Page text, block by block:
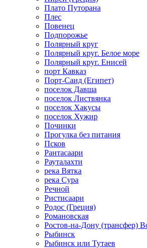
Плато Путорана
Плес
Повенец
Подпорожье
Полярный круг
Полярный круг. Белое море
Полярный круг. Енисей
порт Кавказ
Порт-Саид (Египет)
поселок Давша
поселок Листвянка
поселок Хакусы
поселок Хужир
Починки
Прогулка без питания
Псков
Рантасаари
Рауталахти
река Вятка
река Сура
Речной
Ристисаари
Родос (Греция)
Романовская
Ростов-на-Дону (трансфер)
Рыбинск
Рыбинск или Тутаев